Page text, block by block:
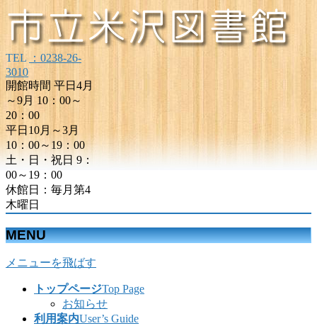
TEL
：0238-26-
3010
開館時間 平日4月
～9月 10：00～
20：00
平日10月～3月
10：00～19：00
土・日・祝日 9：
00～19：00
休館日：毎月第4
木曜日
MENU
メニューを飛ばす
トップページTop Page
お知らせ
利用案内User’s Guide